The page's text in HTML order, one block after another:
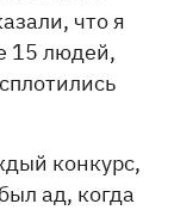
что я
15 людей,
конкурс,
ад, когда